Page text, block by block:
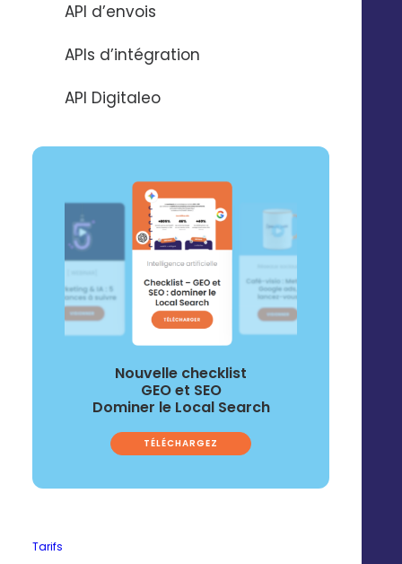
API d’envois
APIs d’intégration
API Digitaleo
Nouvelle checklist
GEO et SEO
Dominer le Local Search
TÉLÉCHARGEZ
Tarifs
Communiquez en
omnicanal
Couplez Print et Digital en intégrant des modèles de
communication dans des opérations prêtes à
l’emploi pour votre réseau.